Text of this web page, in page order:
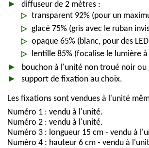
diffuseur de 2 mètres :
transparent 92% (pour un
glacé 75% (gris avec le ruban
opaque 65% (blanc, pour des
lentille 85% (focalise le lumière
bouchon à l'unité non troué noir ou
support de fixation au choix.
Les fixations sont vendues à l'unité
Numéro 1 : vendu à l'unité.
Numéro 2 : vendu à l'unité.
Numéro 3 : longueur 15 cm - vendu à
Numéro 4 : hauteur 6 cm - vendu à